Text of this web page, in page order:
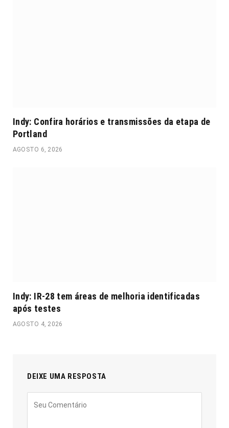
Indy: Confira horários e transmissões da etapa de
Portland
AGOSTO 6, 2026
Indy: IR-28 tem áreas de melhoria identificadas
após testes
AGOSTO 4, 2026
DEIXE UMA RESPOSTA